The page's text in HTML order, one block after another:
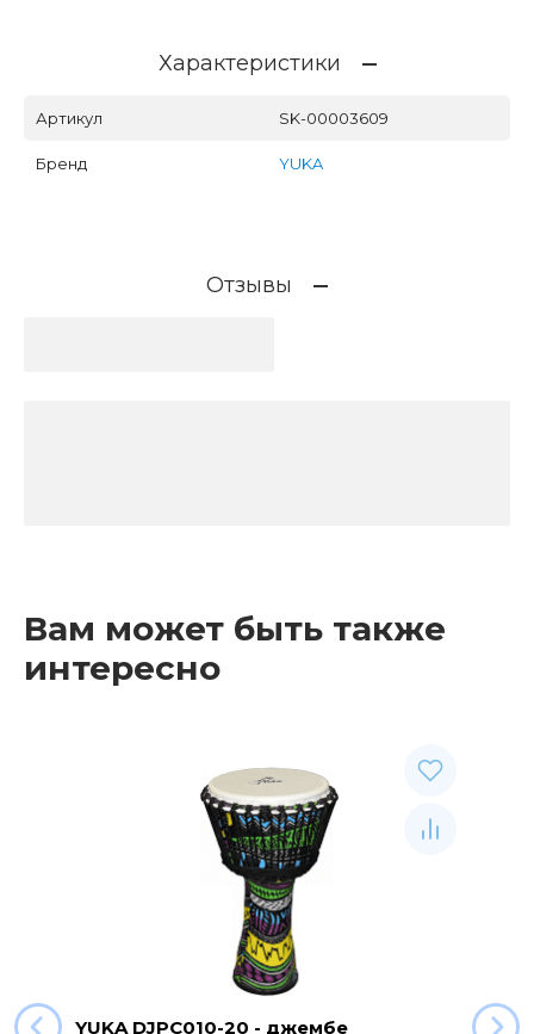
Характеристики
Артикул SK-00003609
Бренд YUKA
Отзывы
Вам может быть также
интересно
YUKA DJPC010-20 - джембе